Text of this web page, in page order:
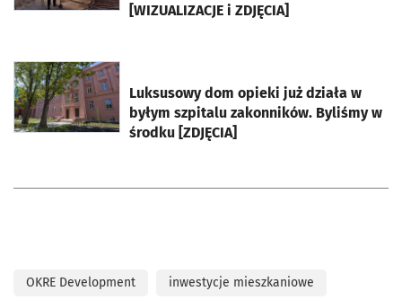
[WIZUALIZACJE i ZDJĘCIA]
Luksusowy dom opieki już działa w
byłym szpitalu zakonników. Byliśmy w
środku [ZDJĘCIA]
otworzy się w nowej karcie
OKRE Development inwestycje mieszkaniowe